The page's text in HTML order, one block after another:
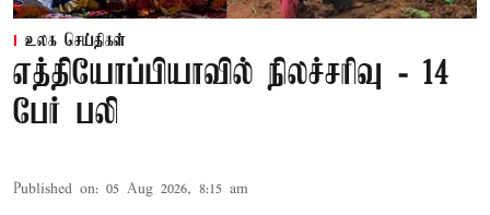
உலக செய்திகள்
எத்தியோப்பியாவில் நிலச்சரிவு - 14
பேர் பலி
Published on: 05 Aug 2026, 8:15 am